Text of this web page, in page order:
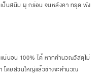
ป็นสนิม ผุ กร่อน จนหลังคา ทรุด พัง
นอน 100% ได้ หากคำนวณวัสดุไม่
โดยส่วนใหญ่แล้วช่างจะคำนวณ